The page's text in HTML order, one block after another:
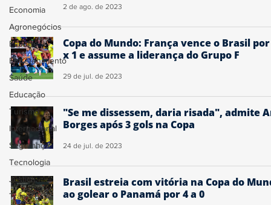
Economia
Agronegócios
Esporte
Entretenimento
Saúde
Educação
Turismo
Internacional
Segurança
Tecnologia
Justiça
Trânsito
2 de ago. de 2023
Copa do Mundo: França vence o Brasil por
x 1 e assume a liderança do Grupo F
29 de jul. de 2023
"Se me dissessem, daria risada", admite
Borges após 3 gols na Copa
24 de jul. de 2023
Brasil estreia com vitória na Copa do
ao golear o Panamá por 4 a 0